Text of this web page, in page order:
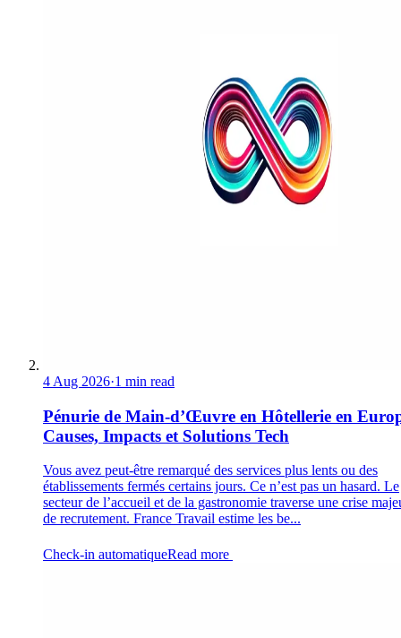
4 Aug 2026·1 min read
Pénurie de Main-d’Œuvre en Hôtellerie en
Causes, Impacts et Solutions Tech
Vous avez peut-être remarqué des services plus lents ou des
établissements fermés certains jours. Ce n’est pas un hasard. Le
secteur de l’accueil et de la gastronomie traverse une crise
de recrutement. France Travail estime les be...
Check-in automatiqueRead more